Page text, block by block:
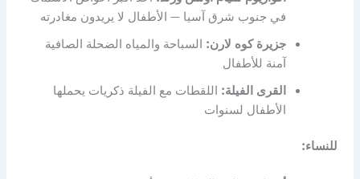
في جنوب شرق آسيا — الأطفال لا يريدون مغادرته
جزيرة كوه لارن: السباحة والمياه الضحلة الصافية
آمنة للأطفال
القرى الفيلة: اللقطات مع الفيلة ذكريات يحملها
الأطفال لسنوات
للنساء: